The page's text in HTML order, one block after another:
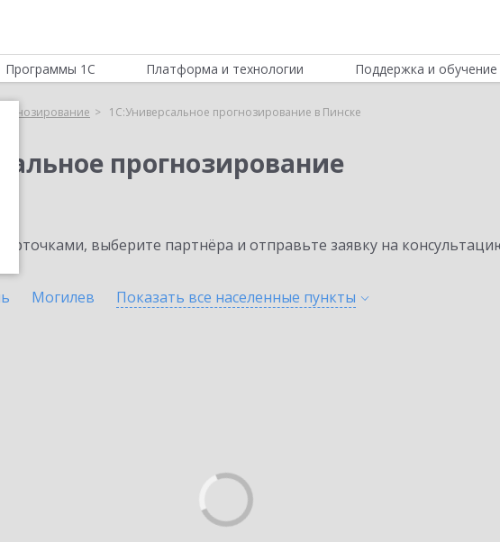
Программы 1С Платформа и технологии Поддержка и обучение
1С:Универсальное прогнозирование в Пинске
прогнозирование
выберите партнёра и отправьте заявку на
Могилев Показать все населенные пункты